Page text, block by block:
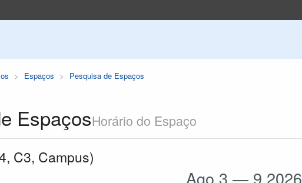
Espaços Pesquisa de Espaços
EspaçosHorário do Espaço
C3, Campus)
Ago 3 — 9 2026